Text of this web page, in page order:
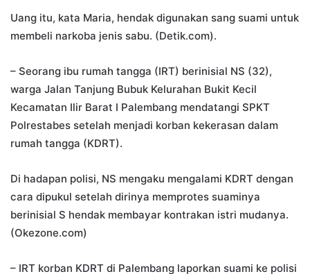
Uang itu, kata Maria, hendak digunakan sang suami untuk
membeli narkoba jenis sabu. (Detik.com).
– Seorang ibu rumah tangga (IRT) berinisial NS (32),
warga Jalan Tanjung Bubuk Kelurahan Bukit Kecil
Kecamatan Ilir Barat I Palembang mendatangi SPKT
Polrestabes setelah menjadi korban kekerasan dalam
rumah tangga (KDRT).
Di hadapan polisi, NS mengaku mengalami KDRT dengan
cara dipukul setelah dirinya memprotes suaminya
berinisial S hendak membayar kontrakan istri mudanya.
(Okezone.com)
– IRT korban KDRT di Palembang laporkan suami ke polisi